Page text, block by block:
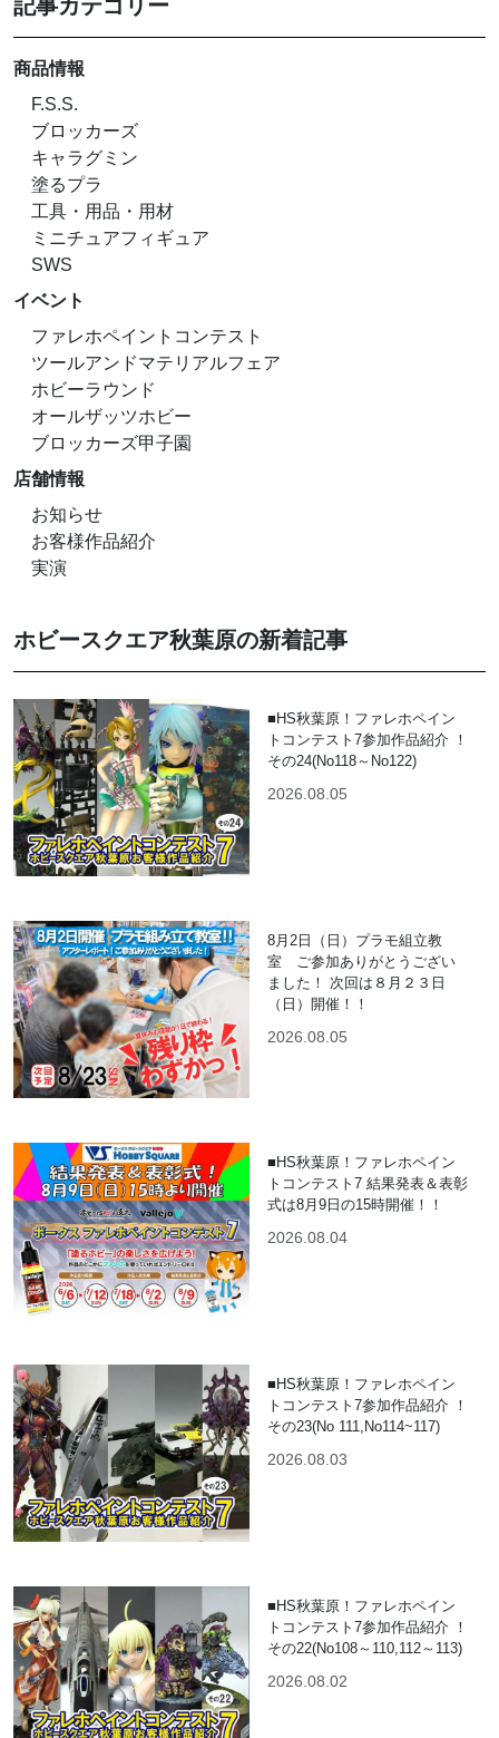
記事カテゴリー
商品情報
F.S.S.
ブロッカーズ
キャラグミン
塗るプラ
工具・用品・用材
ミニチュアフィギュア
SWS
イベント
ファレホペイントコンテスト
ツールアンドマテリアルフェア
ホビーラウンド
オールザッツホビー
ブロッカーズ甲子園
店舗情報
お知らせ
お客様作品紹介
実演
ホビースクエア秋葉原の新着記事
■HS秋葉原！ファレホペイン
トコンテスト7参加作品紹介 ！
その24(No118～No122)
2026.08.05
8月2日（日）プラモ組立教
室 ご参加ありがとうござい
ました！ 次回は８月２３日
（日）開催！！
2026.08.05
■HS秋葉原！ファレホペイン
トコンテスト7 結果発表＆表彰
式は8月9日の15時開催！！
2026.08.04
■HS秋葉原！ファレホペイン
トコンテスト7参加作品紹介 ！
その23(No 111,No114~117)
2026.08.03
■HS秋葉原！ファレホペイン
トコンテスト7参加作品紹介 ！
その22(No108～110,112～113)
2026.08.02